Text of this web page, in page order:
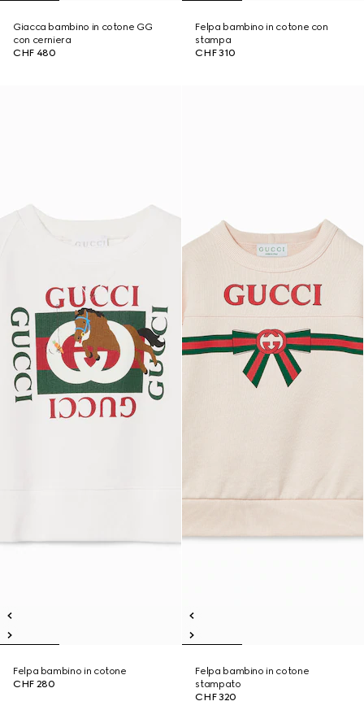
Giacca bambino in cotone GG
con cerniera
CHF 480
Felpa bambino in cotone con
stampa
CHF 310
Felpa bambino in cotone
CHF 280
Felpa bambino in cotone
stampato
CHF 320